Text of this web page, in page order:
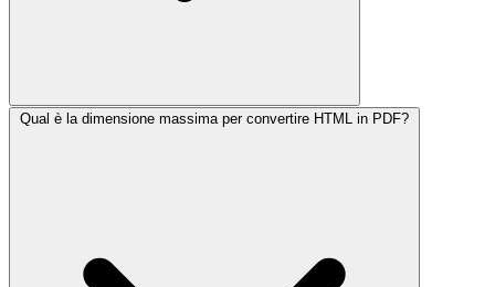
Qual è la dimensione massima per convertire HTML in PDF?